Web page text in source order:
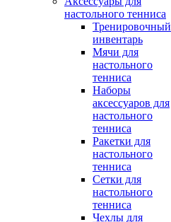
настольного тенниса
Тренировочный
инвентарь
Мячи для
настольного
тенниса
Наборы
аксессуаров для
настольного
тенниса
Ракетки для
настольного
тенниса
Сетки для
настольного
тенниса
Чехлы для